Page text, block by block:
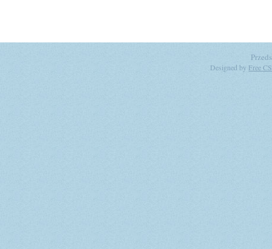
Designed by Free